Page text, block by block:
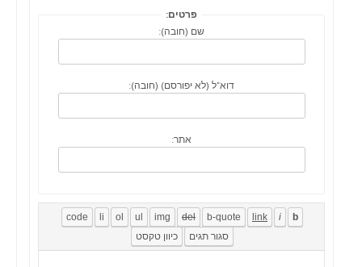
פרטים:
שם (חובה):
דוא"ל (לא יפורסם) (חובה):
אתר: